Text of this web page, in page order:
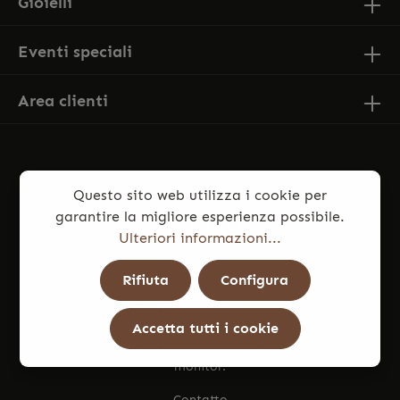
Eventi speciali
Area clienti
* Tutti i prezzi sono comprensivi di IVA più
spese di spedizione
ed eventuali spese di consegna, se non
diversamente indicato.
Le foto dei prodotti potrebbero presentare lievi differenze
di colore rispetto all’articolo reale, dovute a illuminazione e
monitor.
Questo sito web utilizza i cookie per
garantire la migliore esperienza possibile.
Ulteriori informazioni...
Rifiuta Configura
Accetta tutti i cookie